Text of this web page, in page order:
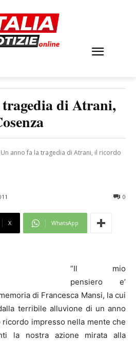
di Atrani,
Un anno fa la tragedia di Atrani, il ricordo
0
X WhatsApp
”Il mio
pensiero e’
di Francesca Mansi, la cui
terribile alluvione di un anno
ricordo impresso nella mente che
la nostra azione mirata alla